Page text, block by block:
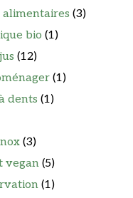
(3)
bio (1)
(12)
(1)
dents (1)
(3)
vegan (5)
(1)